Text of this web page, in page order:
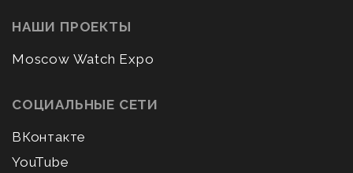
НАШИ ПРОЕКТЫ
Moscow Watch Expo
СОЦИАЛЬНЫЕ СЕТИ
ВКонтакте
YouTube